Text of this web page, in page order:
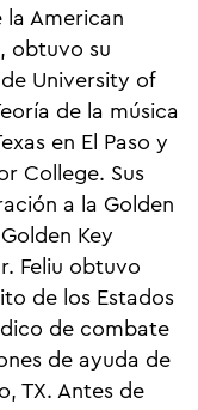
American
obtuvo su
University of
de la música
en El Paso y
College. Sus
a la Golden
Key
Feliu obtuvo
de los Estados
de combate
de ayuda de
TX. Antes de